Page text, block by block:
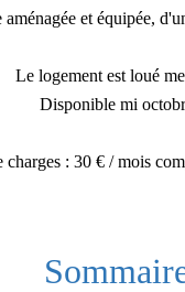
et équipée,
Le logement est loué
Disponible mi
charges : 30 € / mois